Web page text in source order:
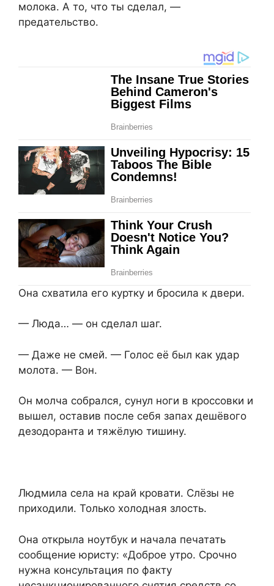
молока. А то, что ты сделал, —
предательство.
Она схватила его куртку и бросила к двери.
— Люда… — он сделал шаг.
— Даже не смей. — Голос её был как удар
молота. — Вон.
Он молча собрался, сунул ноги в кроссовки и
вышел, оставив после себя запах дешёвого
дезодоранта и тяжёлую тишину.
Людмила села на край кровати. Слёзы не
приходили. Только холодная злость.
Она открыла ноутбук и начала печатать
сообщение юристу: «Доброе утро. Срочно
нужна консультация по факту